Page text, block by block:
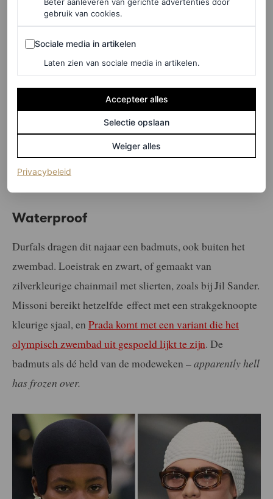
Haarband met strass, € 55
HIER TE KOOP
Waterproof
Durfals dragen dit najaar een badmuts, ook buiten het
zwembad. Loeistrak en zwart, of gemaakt van
zilverkleurige chainmail met slierten, zoals bij Jil Sander.
Missoni bereikt hetzelfde effect met een strakgeknoopte
kleurige sjaal, en Prada komt met een variant die het
olympisch zwembad uit gespoeld lijkt te zijn. De
badmuts als dé held van de modeweken –apparently hell
has frozen over.
gebruik van cookies.
Sociale media in artikelen
Sociale media in artikelen
Laten zien van sociale media in artikelen.
Accepteer alles
Selectie opslaan
Weiger alles
Privacybeleid